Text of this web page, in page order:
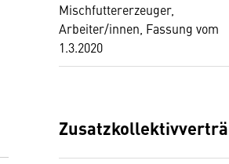
Mischfuttererzeuger,
Arbeiter/innen, Fassung vom
1.3.2020